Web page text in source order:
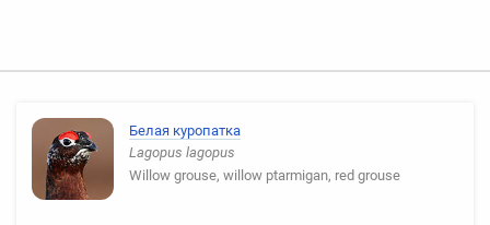
Белая куропатка
Lagopus lagopus
Willow grouse, willow ptarmigan, red grouse